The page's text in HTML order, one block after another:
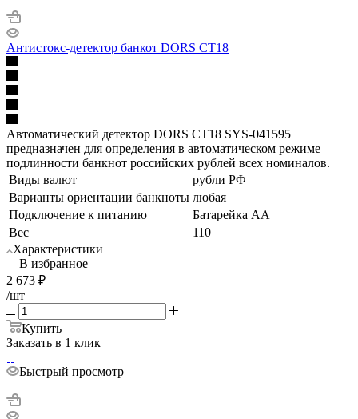
Антистокс-детектор банкот DORS CT18
Автоматический детектор DORS CT18 SYS-041595
предназначен для определения в автоматическом режиме
подлинности банкнот российских рублей всех номиналов.
Виды валют
рубли РФ
Варианты ориентации банкноты любая
Подключение к питанию
Батарейка АА
Вес
110
Характеристики
В избранное
2 673 ₽
/шт
Купить
Заказать в 1 клик
Быстрый просмотр